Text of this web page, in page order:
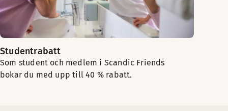
Studentrabatt
Som student och medlem i Scandic Friends
bokar du med upp till 40 % rabatt.